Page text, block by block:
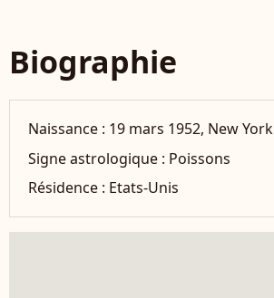
Biographie
Naissance : 19 mars 1952, New York
Signe astrologique : Poissons
Résidence : Etats-Unis